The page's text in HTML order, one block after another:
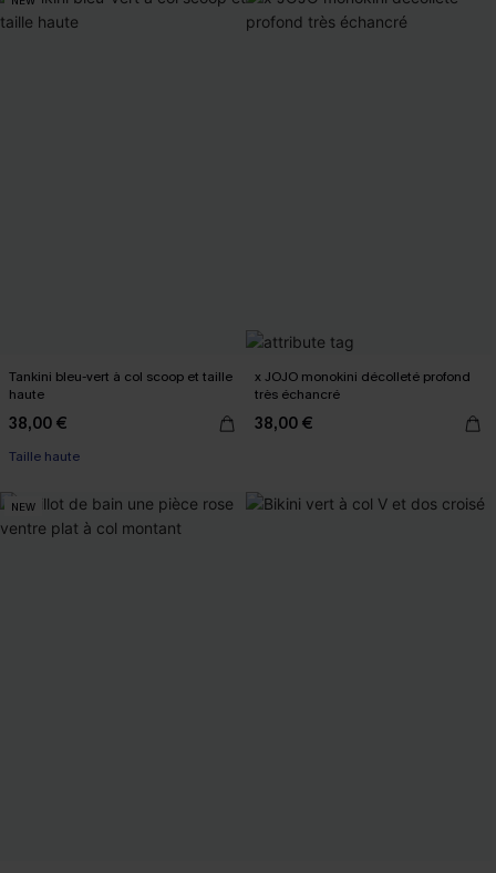
Tankini bleu-vert à col scoop et taille
haute
38,00 €
Taille haute
x JOJO monokini décolleté profond
très échancré
38,00 €
NEW